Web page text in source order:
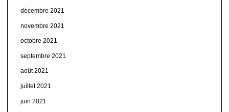
décembre 2021
novembre 2021
octobre 2021
septembre 2021
août 2021
juillet 2021
juin 2021